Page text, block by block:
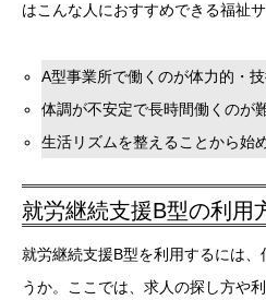
はこんな人におすすめできる福祉
A型事業所で働くのが体力的・
体調が不安定で長時間働くのが
生活リズムを整えることから始
就労継続支援B型の利用
就労継続支援B型を利用するには
うか。ここでは、求人の探し方や